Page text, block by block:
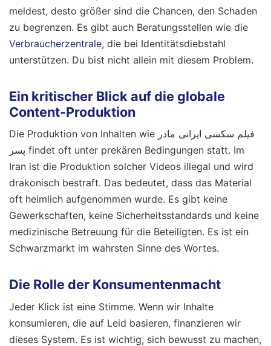
meldest, desto größer sind die Chancen, den Schaden
zu begrenzen. Es gibt auch Beratungsstellen wie die
Verbraucherzentrale, die bei Identitätsdiebstahl
unterstützen. Du bist nicht allein mit diesem Problem.
Ein kritischer Blick auf die globale
Content-Produktion
Die Produktion von Inhalten wie فیلم سکسی ایرانی مادر
پسر findet oft unter prekären Bedingungen statt. Im
Iran ist die Produktion solcher Videos illegal und wird
drakonisch bestraft. Das bedeutet, dass das Material
oft heimlich aufgenommen wurde. Es gibt keine
Gewerkschaften, keine Sicherheitsstandards und keine
medizinische Betreuung für die Beteiligten. Es ist ein
Schwarzmarkt im wahrsten Sinne des Wortes.
Die Rolle der Konsumentenmacht
Jeder Klick ist eine Stimme. Wenn wir Inhalte
konsumieren, die auf Leid basieren, finanzieren wir
dieses System. Es ist wichtig, sich bewusst zu machen,